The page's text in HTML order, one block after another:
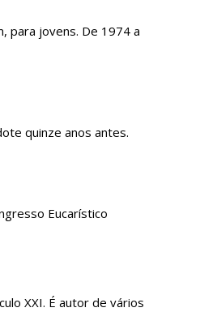
para jovens. De 1974 a
quinze anos antes.
Eucarístico
XXI. É autor de vários